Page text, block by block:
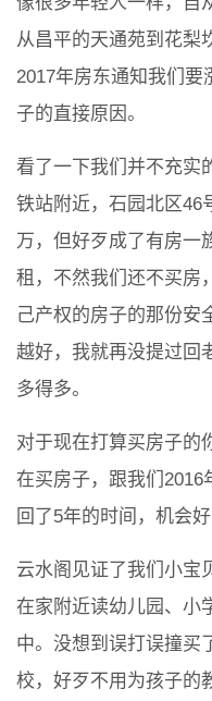
从昌平的天通苑到花梨
2017年房东通知我们要
子的直接原因。
看了一下我们并不充实
铁站附近，石园北区46
万，但好歹成了有房一
租，不然我们还不买房
己产权的房子的那份安
越好，我就再没提过回
多得多。
对于现在打算买房子的
在买房子，跟我们2016
回了5年的时间，机会
云水阁见证了我们小宝
在家附近读幼儿园、小
中。没想到误打误撞买
校，好歹不用为孩子的